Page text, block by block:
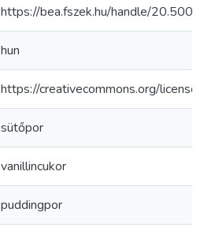
https://bea.fszek.hu/handle/
hun
https://creativecommons.org/
sütőpor
vanillincukor
puddingpor